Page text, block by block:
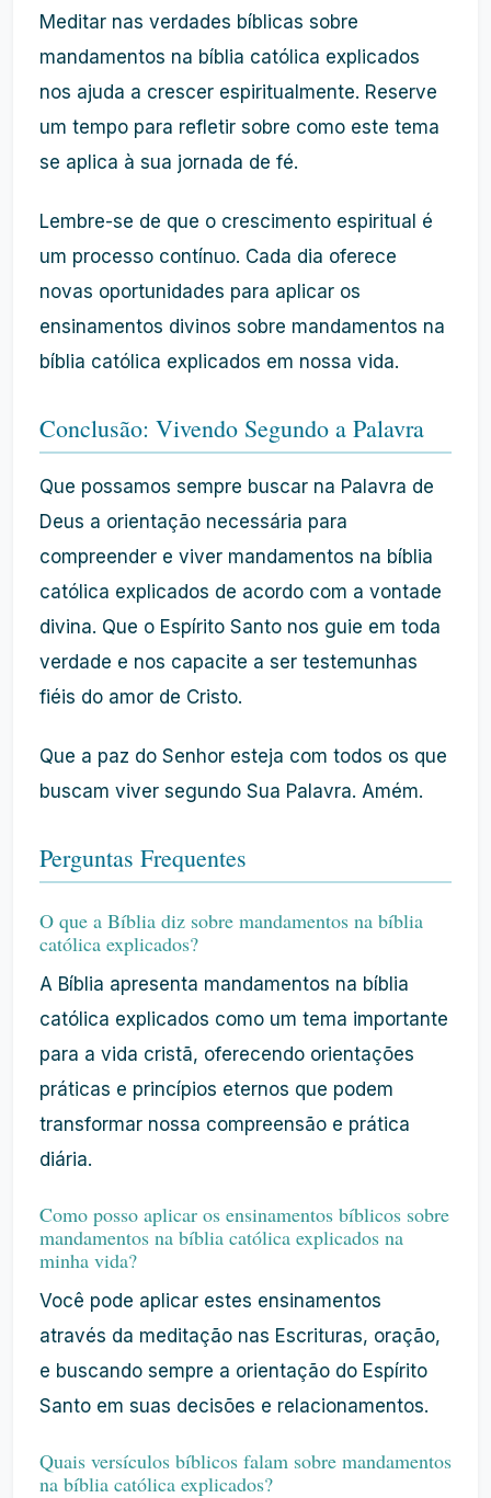
Meditar nas verdades bíblicas sobre
mandamentos na bíblia católica explicados
nos ajuda a crescer espiritualmente. Reserve
um tempo para refletir sobre como este tema
se aplica à sua jornada de fé.
Lembre-se de que o crescimento espiritual é
um processo contínuo. Cada dia oferece
novas oportunidades para aplicar os
ensinamentos divinos sobre mandamentos na
bíblia católica explicados em nossa vida.
Conclusão: Vivendo Segundo a Palavra
Que possamos sempre buscar na Palavra de
Deus a orientação necessária para
compreender e viver mandamentos na bíblia
católica explicados de acordo com a vontade
divina. Que o Espírito Santo nos guie em toda
verdade e nos capacite a ser testemunhas
fiéis do amor de Cristo.
Que a paz do Senhor esteja com todos os que
buscam viver segundo Sua Palavra. Amém.
Perguntas Frequentes
O que a Bíblia diz sobre mandamentos na bíblia
católica explicados?
A Bíblia apresenta mandamentos na bíblia
católica explicados como um tema importante
para a vida cristã, oferecendo orientações
práticas e princípios eternos que podem
transformar nossa compreensão e prática
diária.
Como posso aplicar os ensinamentos bíblicos sobre
mandamentos na bíblia católica explicados na
minha vida?
Você pode aplicar estes ensinamentos
através da meditação nas Escrituras, oração,
e buscando sempre a orientação do Espírito
Santo em suas decisões e relacionamentos.
Quais versículos bíblicos falam sobre mandamentos
na bíblia católica explicados?